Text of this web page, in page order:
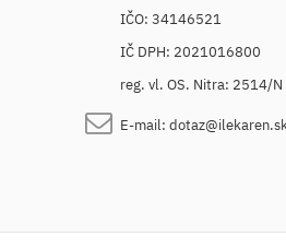
IČO: 34146521
IČ DPH: 2021016800
reg. vl. OS. Nitra: 2514/N
E-mail: